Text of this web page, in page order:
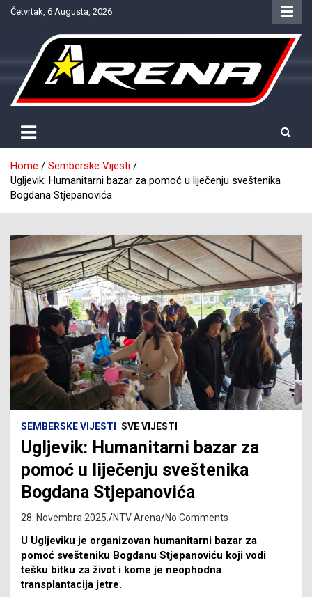
SkipČetvrtak, 6 Augusta, 2026
NTV Arena
Home
Semberske Vijesti
Ugljevik: Humanitarni bazar za pomoć u liječenju sveštenika
Bogdana Stjepanovića
SEMBERSKE VIJESTI SVE VIJESTI
Ugljevik: Humanitarni bazar za
pomoć u liječenju sveštenika
Bogdana Stjepanovića
28. Novembra 2025. NTV Arena No Comments
U Ugljeviku je organizovan humanitarni bazar za
pomoć svešteniku Bogdanu Stjepanoviću koji vodi
tešku bitku za život i kome je neophodna
transplantacija jetre.